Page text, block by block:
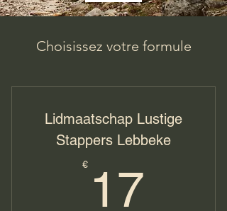
Choisissez votre formule
Lidmaatschap Lustige
Stappers Lebbeke
€ 17